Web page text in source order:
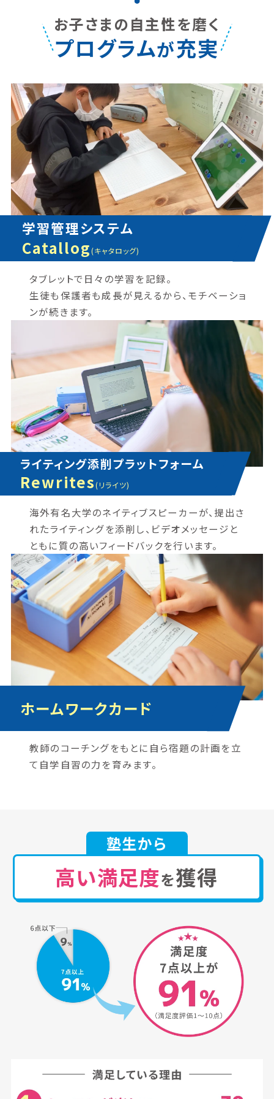
お子さまの自主性を磨く
プログラムが充実
学習管理システム
Catallog(キャタロッグ)
タブレットで日々の学習を記録。
生徒も保護者も成長が見えるから、モチベーショ
ンが続きます。
ライティング添削プラットフォーム
Rewrites(リライツ)
海外有名大学のネイティブスピーカーが、提出さ
れたライティングを添削し、ビデオメッセージと
ともに質の高いフィードバックを行います。
ホームワークカード
教師のコーチングをもとに自ら宿題の計画を立
て自学自習の力を育みます。
塾生から
高い満足度を獲得